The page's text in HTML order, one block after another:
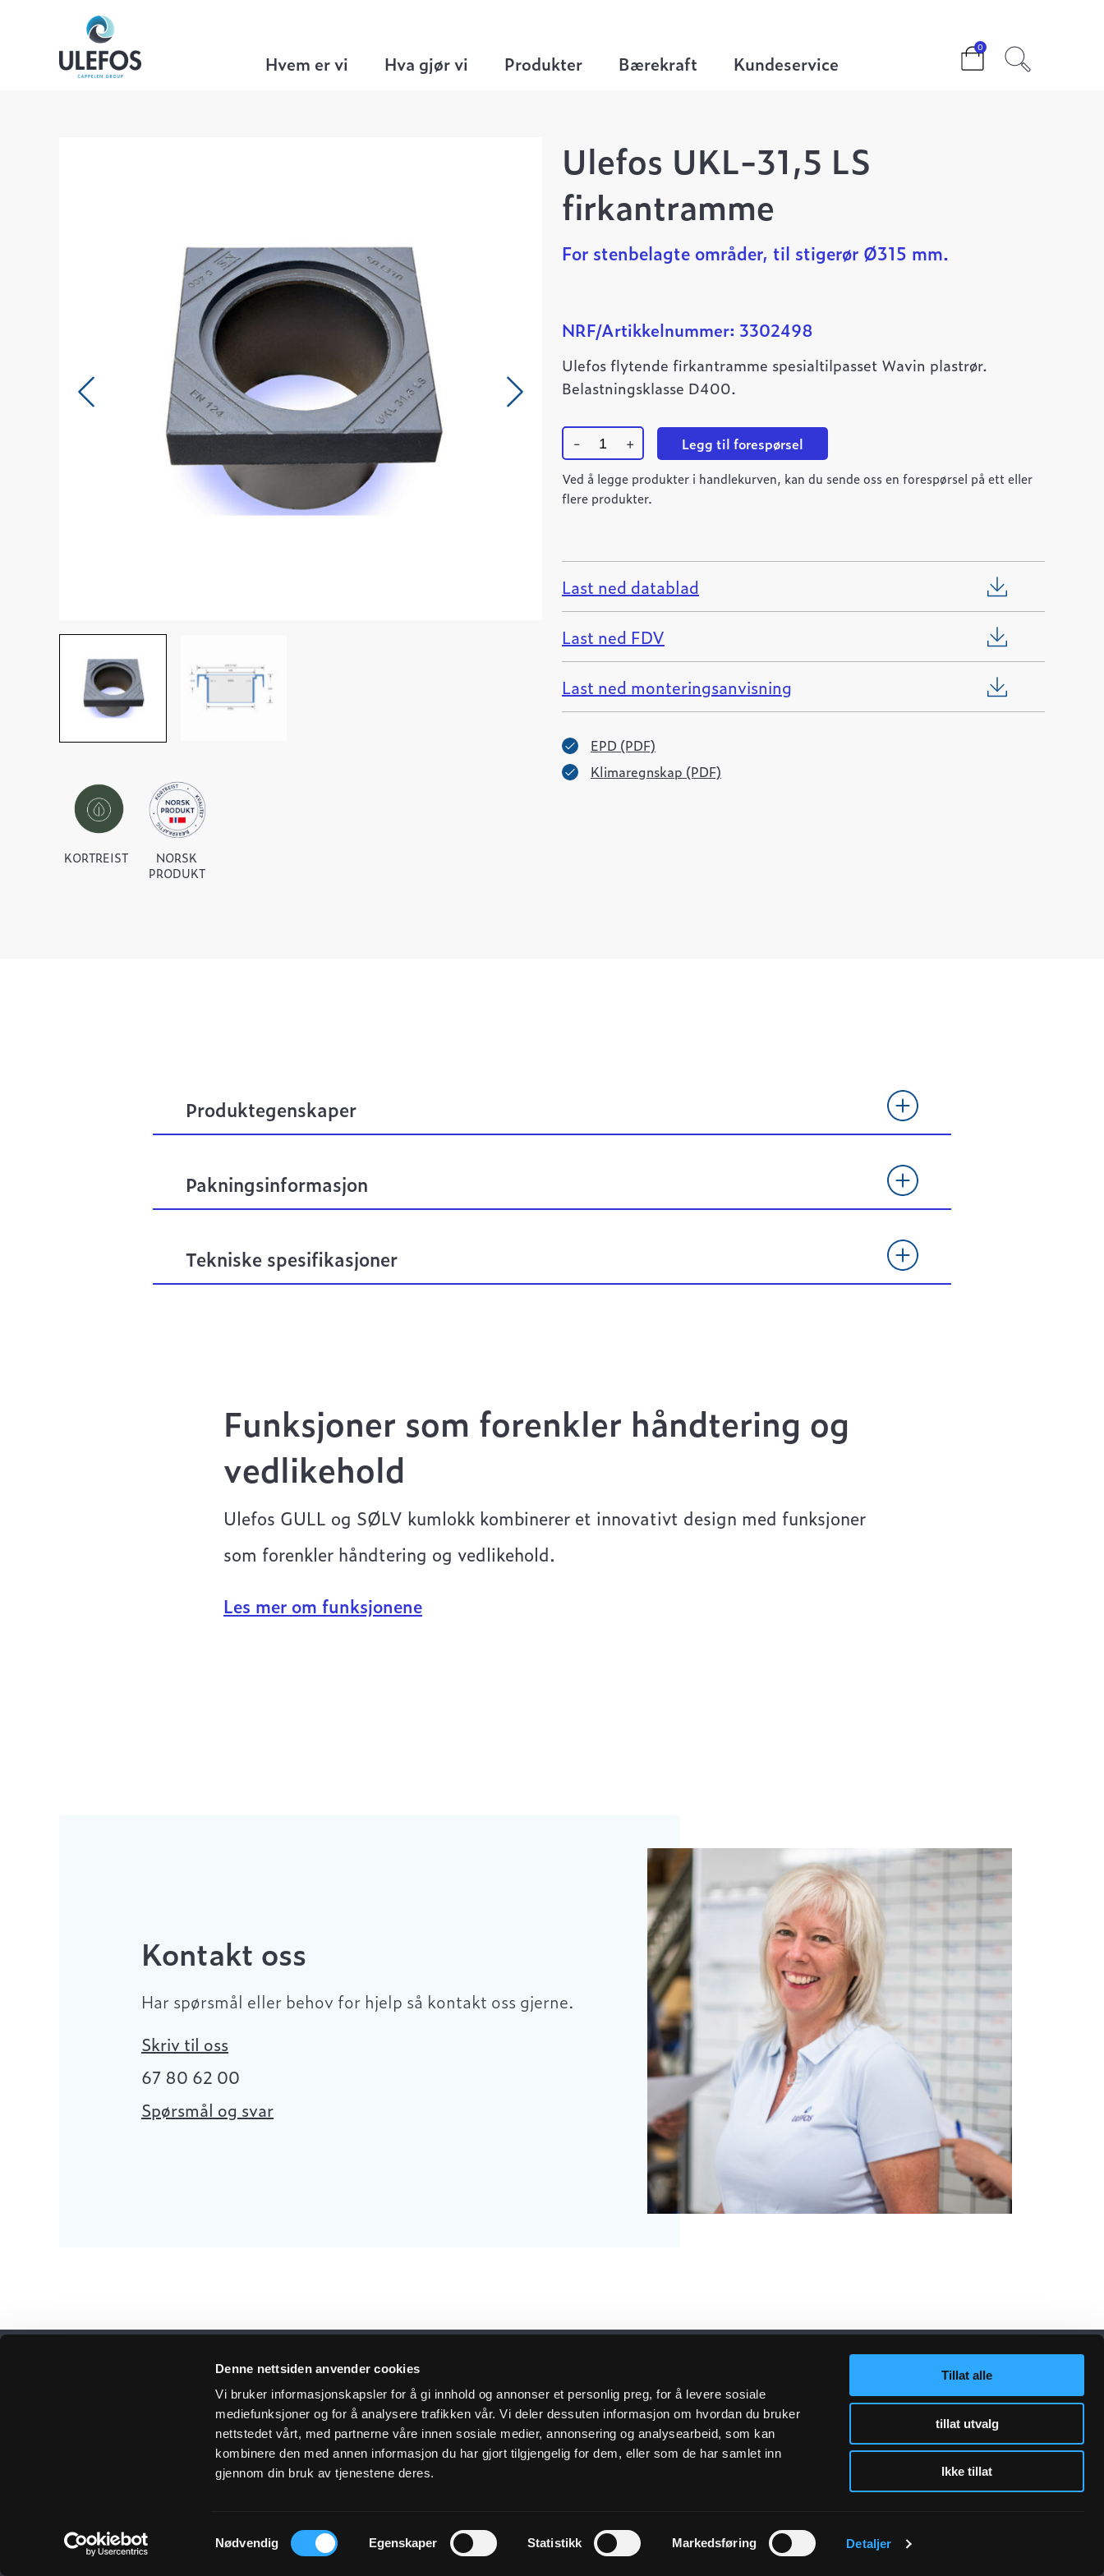
Denne nettsiden anvender cookies
Vi bruker informasjonskapsler for å gi innhold og annonser et personlig preg, for å levere sosiale
mediefunksjoner og for å analysere trafikken vår. Vi deler dessuten informasjon om hvordan du bruker
nettstedet vårt, med partnerne våre innen sosiale medier, annonsering og analysearbeid, som kan
kombinere den med annen informasjon du har gjort tilgjengelig for dem, eller som de har samlet inn
gjennom din bruk av tjenestene deres.
Samtykkevalg
Nødvendig Egenskaper Statistikk Markedsføring Detaljer
Tillat alle
tillat utvalg
Ikke tillat
0
Hvem er vi Hva gjør vi Produkter Bærekraft Kundeservice
Ulefos>
KORTREIST
NORSK
PRODUKT
Ulefos UKL-31,5 LS
firkantramme
For stenbelagte områder, til stigerør Ø315 mm.
NRF/Artikkelnummer: 3302498
Ulefos flytende firkantramme spesialtilpasset Wavin plastrør.
Belastningsklasse D400.
-
Ulefos
UKL-
31,5
LS
+ Legg til forespørsel
Ved å legge produkter i handlekurven, kan du sende oss en forespørsel på ett eller
flere produkter.
Last ned datablad
Last ned FDV
Last ned monteringsanvisning
EPD (PDF)
Klimaregnskap (PDF)
Produktegenskaper
Pakningsinformasjon
Tekniske spesifikasjoner
Funksjoner som forenkler håndtering og
vedlikehold
Ulefos GULL og SØLV kumlokk kombinerer et innovativt design med funksjoner
som forenkler håndtering og vedlikehold.
Les mer om funksjonene
Kontakt oss
Har spørsmål eller behov for hjelp så kontakt oss gjerne.
Skriv til oss
67 80 62 00
Spørsmål og svar
Få siste nytt i innboksen
Meld deg på nyhetsbrev
Ulefos Kundeservice Nyttige lenker Følg oss